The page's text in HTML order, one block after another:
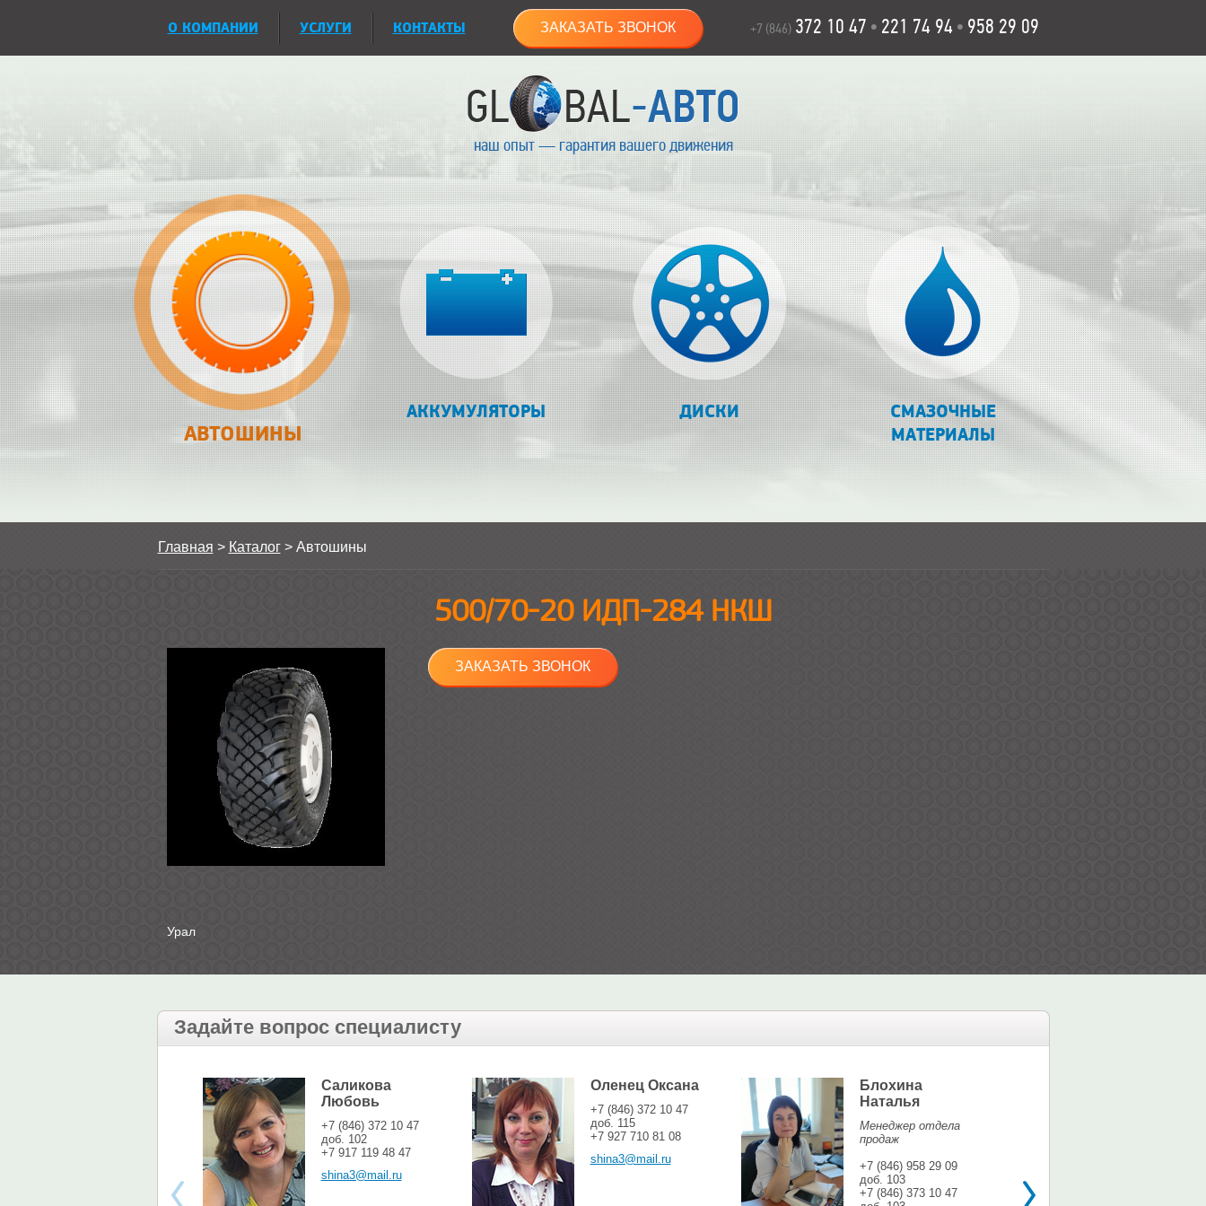
О КОМПАНИИ УСЛУГИ КОНТАКТЫ ЗАКАЗАТЬ ЗВОНОК +7 (846) 372 10 47 • 221 74 94 • 958 29 09
наш опыт — гарантия вашего движения
АВТОШИНЫ
АККУМУЛЯТОРЫ ДИСКИ
СМАЗОЧНЫЕ
МАТЕРИАЛЫ
Главная > Каталог> Автошины
500/70-20 ИДП-284 НКШ
ЗАКАЗАТЬ ЗВОНОК
Урал
Задайте вопрос специалисту
Саликова
Любовь
+7 (846) 372 10 47
доб. 102
+7 917 119 48 47
shina3@mail.ru
Оленец Оксана
+7 (846) 372 10 47
доб. 115
+7 927 710 81 08
shina3@mail.ru
Блохина
Наталья
Менеджер отдела
продаж
+7 (846) 958 29 09
доб. 103
+7 (846) 373 10 47